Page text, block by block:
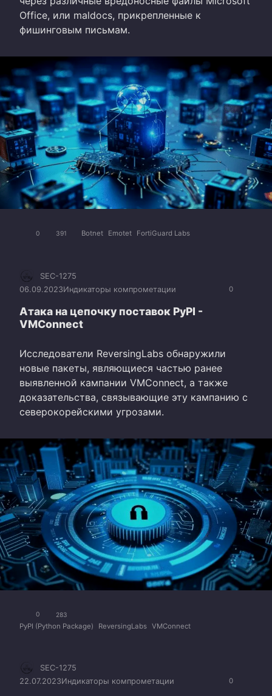
Office, или maldocs, прикрепленные к
фишинговым письмам.
0 391 Botnet Emotet FortiGuard Labs
0
SEC-1275
06.09.2023Индикаторы компрометации
Атака на цепочку поставок PyPI -
VMConnect
Исследователи ReversingLabs обнаружили
новые пакеты, являющиеся частью ранее
выявленной кампании VMConnect, а также
доказательства, связывающие эту кампанию с
северокорейскими угрозами.
0 283
PyPI (Python Package) ReversingLabs VMConnect
0
SEC-1275
22.07.2023Индикаторы компрометации